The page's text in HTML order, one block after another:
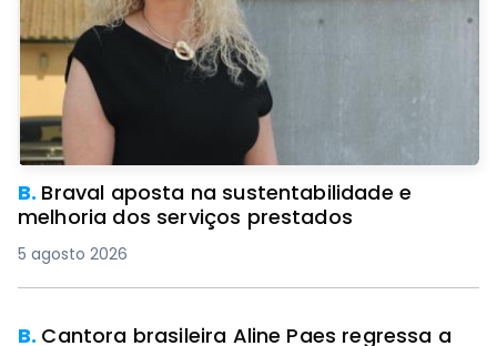
B. Braval aposta na sustentabilidade e
melhoria dos serviços prestados
5 agosto 2026
B. Cantora brasileira Aline Paes regressa a